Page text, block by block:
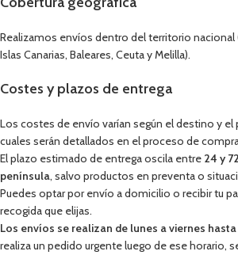
Realizamos envíos dentro del territorio nacional
Islas Canarias, Baleares, Ceuta y Melilla).
Costes y plazos de entrega
Los costes de envío varían según el destino y
cuales serán detallados en el proceso de
El plazo estimado de entrega oscila entre 24 y
península, salvo productos en preventa o
Puedes optar por envío a domicilio o recibir tu
recogida que elijas.
Los envíos se realizan de lunes a viernes
realiza un pedido urgente luego de ese horario,